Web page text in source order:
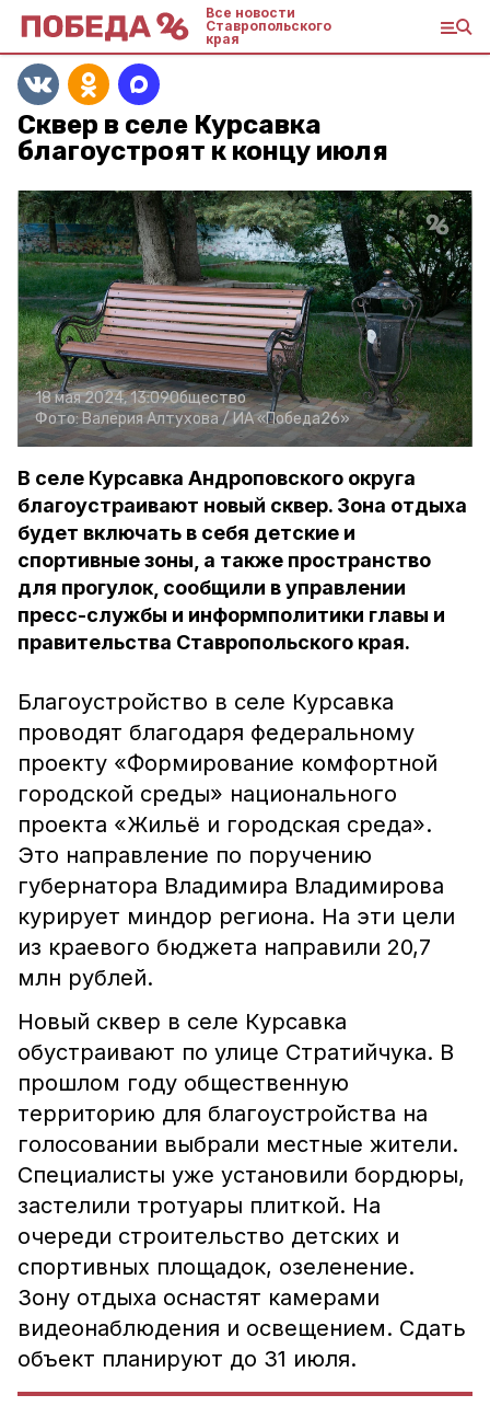
Все новости
Ставропольского
края
Сквер в селе Курсавка
благоустроят к концу июля
18 мая 2024, 13:09Общество
Фото:Валерия Алтухова / ИА «Победа26»
В селе Курсавка Андроповского округа
благоустраивают новый сквер. Зона отдыха
будет включать в себя детские и
спортивные зоны, а также пространство
для прогулок, сообщили в управлении
пресс-службы и информполитики главы и
правительства Ставропольского края.
Благоустройство в селе Курсавка
проводят благодаря федеральному
проекту «Формирование комфортной
городской среды» национального
проекта «Жильё и городская среда».
Это направление по поручению
губернатора Владимира Владимирова
курирует миндор региона. На эти цели
из краевого бюджета направили 20,7
млн рублей.
Новый сквер в селе Курсавка
обустраивают по улице Стратийчука. В
прошлом году общественную
территорию для благоустройства на
голосовании выбрали местные жители.
Специалисты уже установили бордюры,
застелили тротуары плиткой. На
очереди строительство детских и
спортивных площадок, озеленение.
Зону отдыха оснастят камерами
видеонаблюдения и освещением. Сдать
объект планируют до 31 июля.